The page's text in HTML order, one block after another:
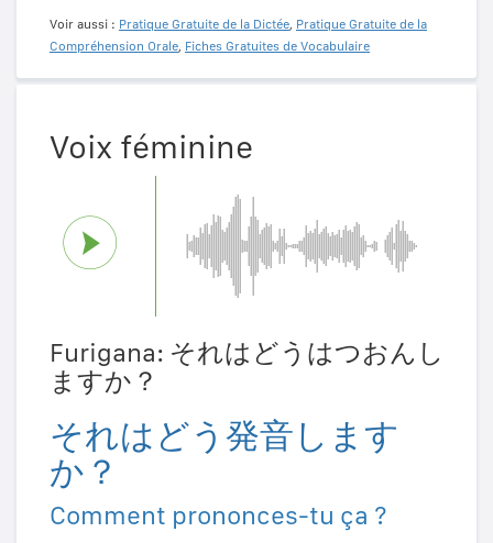
Voir aussi : Pratique Gratuite de la Dictée, Pratique Gratuite de la
Compréhension Orale, Fiches Gratuites de Vocabulaire
Voix féminine
Furigana: それはどうはつおんし
ますか？
それはどう発音します
か？
Comment prononces-tu ça ?